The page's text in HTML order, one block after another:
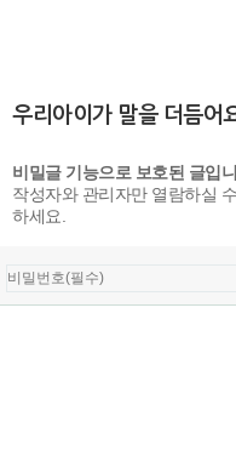
우리아이가 말을 더듬어
비밀글 기능으로 보호된 글입
작성자와 관리자만 열람하실
하세요.